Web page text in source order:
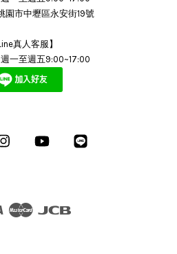
園市中壢區永安街19號
真人客服】
一至週五9:00~17:00
Instagram YouTube
Visa Master